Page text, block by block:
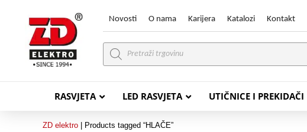
Novosti O nama Karijera Katalozi Kontakt
Products
search
RASVJETA LED RASVJETA UTIČNICE I PREKIDAČI
ZD elektro Products tagged “HLAČE”